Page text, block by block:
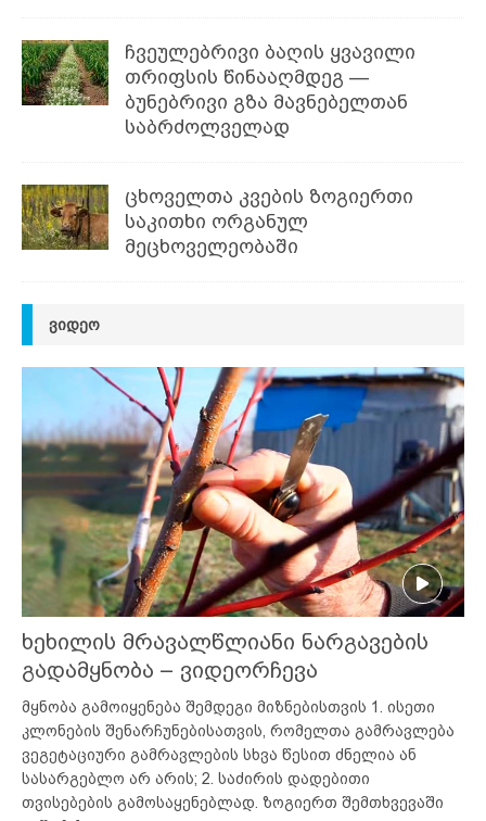
ჩვეულებრივი ბაღის ყვავილი
თრიფსის წინააღმდეგ —
ბუნებრივი გზა მავნებელთან
საბრძოლველად
ცხოველთა კვების ზოგიერთი
საკითხი ორგანულ
მეცხოველეობაში
ᲕᲘᲓᲔᲝ
ხეხილის მრავალწლიანი ნარგავების
გადამყნობა – ვიდეორჩევა
მყნობა გამოიყენება შემდეგი მიზნებისთვის 1. ისეთი
კლონების შენარჩუნებისათვის, რომელთა გამრავლება
ვეგეტაციური გამრავლების სხვა წესით ძნელია ან
სასარგებლო არ არის; 2. საძირის დადებითი
თვისებების გამოსაყენებლად. ზოგიერთ შემთხვევაში